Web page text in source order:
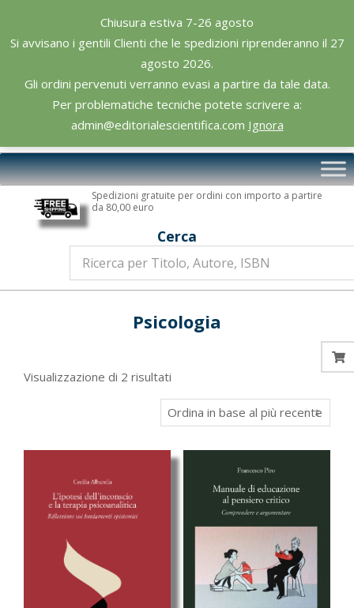
Chiusura estiva 7-26 agosto
Si avvisano i gentili Clienti che le spedizioni riprenderanno il 27
agosto 2026.
Gli ordini pervenuti verranno evasi a partire da tale data.
Per problematiche tecniche potete scrivere a:
admin@editorialescientifica.com Ignora
content
Editoriale
Scientifica
Primary
Navigation
Spedizioni gratuite per ordini con importo a partire
da 80,00 euro
Cerca
Psicologia
Visualizzazione di 2 risultati
in
base
più